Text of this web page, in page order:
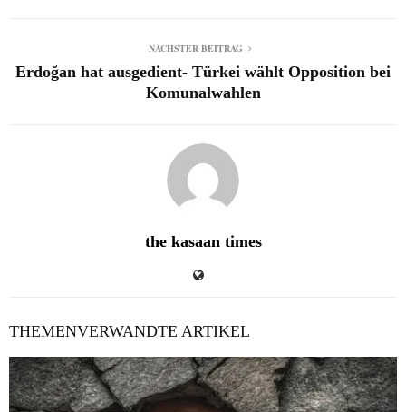
NÄCHSTER BEITRAG
Erdoğan hat ausgedient- Türkei wählt Opposition bei
Komunalwahlen
the kasaan times
THEMENVERWANDTE ARTIKEL